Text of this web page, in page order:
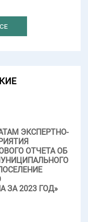
ЭКСПЕРТНО-
ОТЧЕТА ОБ
ЗА 2023 ГОД»